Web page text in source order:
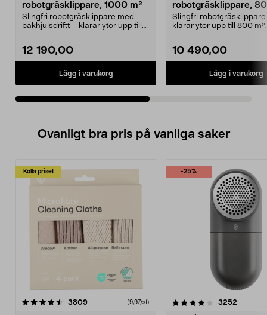
robotgräsklippare, 1000 m²
Slingfri robotgräsklippare med
bakhjulsdriftt – klarar ytor upp till
12 190,00
Lägg i varukorg
robotgräsklippare,
Slingfri robotgräsklippare
klarar ytor upp till 800 m².
10 490,00
Lägg i varukorg
Ovanligt bra pris på vanliga saker
Kolla priset
3809recensioner (9,97/st)
-25%
4.0av 5 stjärnor 3252
4.5av 5 stjärnor